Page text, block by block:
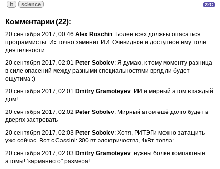
it science 22C
Комментарии (22):
20 сентября 2017, 00:46 Alex Roschin: Более всех должны опасаться
программисты. Их точно заменит ИИ. Очевидное и доступное ему поле
деятельности.
20 сентября 2017, 02:01 Peter Sobolev: Я думаю, к тому моменту разница
в силе опасений между разными специальностями вряд ли будет
ощутима :)
20 сентября 2017, 02:01 Dmitry Gramoteyev: ИИ и мирный атом в каждый
дом!
20 сентября 2017, 02:02 Peter Sobolev: Мирный атом ещё долго будет в
дверях застревать
20 сентября 2017, 02:03 Peter Sobolev: Хотя, РИТЭГи можно затащить
уже сейчас. Вот с Cassini: 300 вт электричества, 4кВт тепла:
20 сентября 2017, 02:03 Dmitry Gramoteyev: нужны более компактные
атомы! "карманного" размера!